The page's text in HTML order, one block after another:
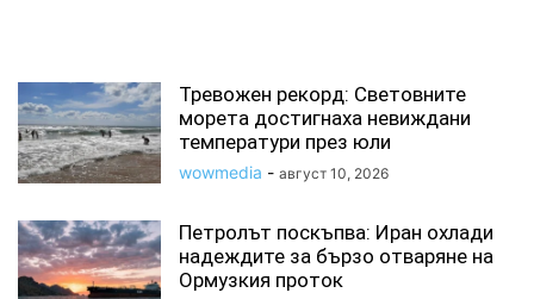
Тревожен рекорд: Световните
морета достигнаха невиждани
температури през юли
wowmedia - август 10, 2026
Петролът поскъпва: Иран охлади
надеждите за бързо отваряне на
Ормузкия проток